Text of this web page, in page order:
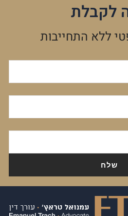
לקבלת
ללא התחייבות